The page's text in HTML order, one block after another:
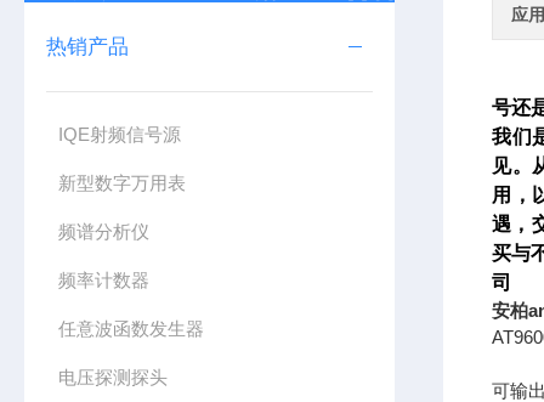
热销产品
IQE射频信号源
新型数字万用表
频谱分析仪
频率计数器
任意波函数发生器
电压探测探头
应
号还
我们
见。
用，
遇，
买与
司
安柏
可输